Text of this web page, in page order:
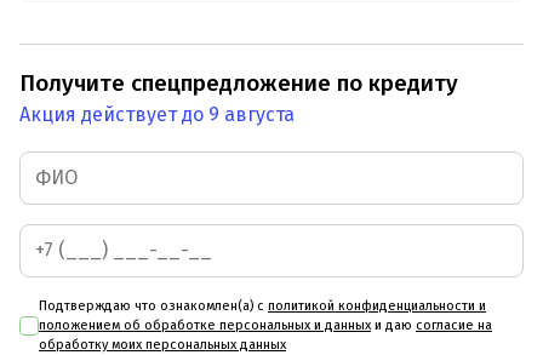
Получите спецпредложение по кредиту
Акция действует до 9 августа
Подтверждаю что ознакомлен(а) с политикой конфиденциальности и
положением об обработке персональных и данных и даю согласие на
обработку моих персональных данных